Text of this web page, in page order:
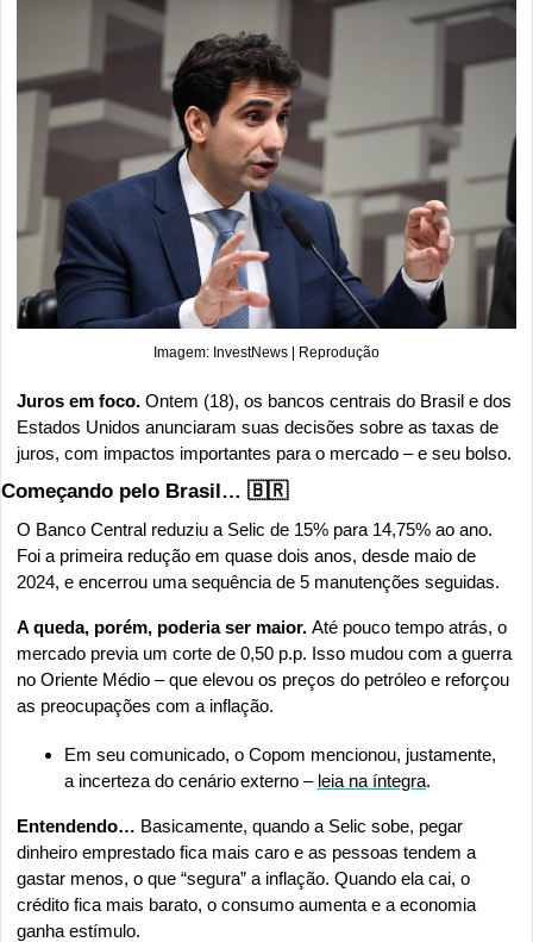
Imagem: InvestNews | Reprodução
Juros em foco. Ontem (18), os bancos centrais do Brasil e dos
Estados Unidos anunciaram suas decisões sobre as taxas de
juros, com impactos importantes para o mercado – e seu bolso.
Começando pelo Brasil… 🇧🇷
O Banco Central reduziu a Selic de 15% para 14,75% ao ano.
Foi a primeira redução em quase dois anos, desde maio de
2024, e encerrou uma sequência de 5 manutenções seguidas.
A queda, porém, poderia ser maior. Até pouco tempo atrás, o
mercado previa um corte de 0,50 p.p. Isso mudou com a guerra
no Oriente Médio – que elevou os preços do petróleo e reforçou
as preocupações com a inflação.
Em seu comunicado, o Copom mencionou, justamente,
a incerteza do cenário externo – leia na íntegra.
Entendendo… Basicamente, quando a Selic sobe, pegar
dinheiro emprestado fica mais caro e as pessoas tendem a
gastar menos, o que “segura” a inflação. Quando ela cai, o
crédito fica mais barato, o consumo aumenta e a economia
ganha estímulo.